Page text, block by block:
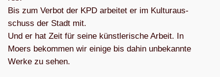
Bis zum Ver­bot der KPD arbei­tet er im Kul­tur­aus­
schuss der Stadt mit.
Und er hat Zeit für seine künst­le­ri­sche Arbeit. In
Moers bekom­men wir einige bis dahin unbe­kannte
Werke zu sehen.